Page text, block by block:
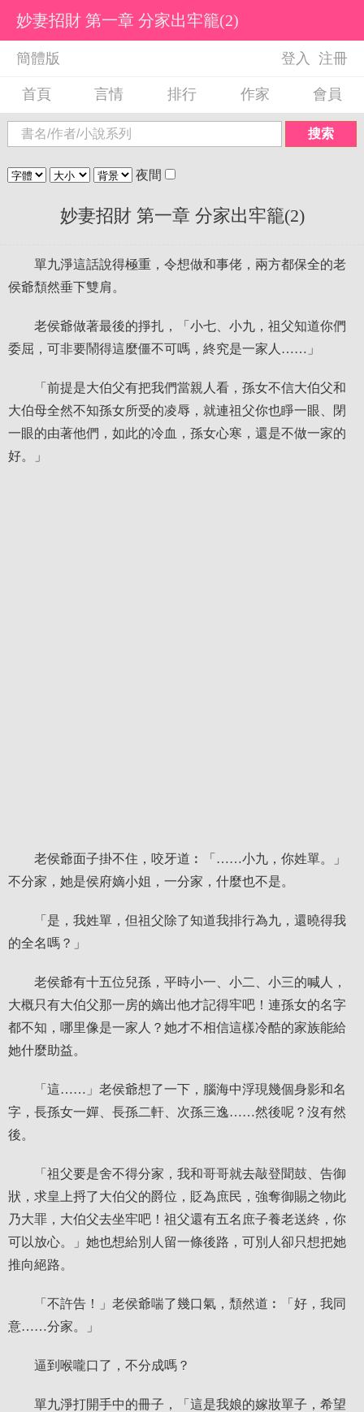
妙妻招財 第一章 分家出牢籠(2)
簡體版 登入 注冊
首頁 言情 排行 作家 會員
搜索
夜間
妙妻招財 第一章 分家出牢籠(2)
單九淨這話說得極重，令想做和事佬，兩方都保全的老
侯爺頹然垂下雙肩。
老侯爺做著最後的掙扎，「小七、小九，祖父知道你們
委屈，可非要鬧得這麼僵不可嗎，終究是一家人……」
「前提是大伯父有把我們當親人看，孫女不信大伯父和
大伯母全然不知孫女所受的凌辱，就連祖父你也睜一眼、閉
一眼的由著他們，如此的冷血，孫女心寒，還是不做一家的
好。」
老侯爺面子掛不住，咬牙道︰「……小九，你姓單。」
不分家，她是侯府嫡小姐，一分家，什麼也不是。
「是，我姓單，但祖父除了知道我排行為九，還曉得我
的全名嗎？」
老侯爺有十五位兒孫，平時小一、小二、小三的喊人，
大概只有大伯父那一房的嫡出他才記得牢吧！連孫女的名字
都不知，哪里像是一家人？她才不相信這樣冷酷的家族能給
她什麼助益。
「這……」老侯爺想了一下，腦海中浮現幾個身影和名
字，長孫女一嬋、長孫二軒、次孫三逸……然後呢？沒有然
後。
「祖父要是舍不得分家，我和哥哥就去敲登聞鼓、告御
狀，求皇上捋了大伯父的爵位，貶為庶民，強奪御賜之物此
乃大罪，大伯父去坐牢吧！祖父還有五名庶子養老送終，你
可以放心。」她也想給別人留一條後路，可別人卻只想把她
推向絕路。
「不許告！」老侯爺喘了幾口氣，頹然道︰「好，我同
意……分家。」
逼到喉嚨口了，不分成嗎？
單九淨打開手中的冊子，「這是我娘的嫁妝單子，希望